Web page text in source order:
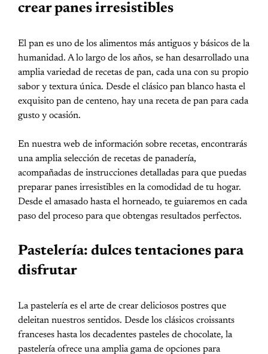
crear panes irresistibles
El pan es uno de los alimentos más antiguos y básicos de la
humanidad. A lo largo de los años, se han desarrollado una
amplia variedad de recetas de pan, cada una con su propio
sabor y textura única. Desde el clásico pan blanco hasta el
exquisito pan de centeno, hay una receta de pan para cada
gusto y ocasión.
En nuestra web de información sobre recetas, encontrarás
una amplia selección de recetas de panadería,
acompañadas de instrucciones detalladas para que puedas
preparar panes irresistibles en la comodidad de tu hogar.
Desde el amasado hasta el horneado, te guiaremos en cada
paso del proceso para que obtengas resultados perfectos.
Pastelería: dulces tentaciones para
disfrutar
La pastelería es el arte de crear deliciosos postres que
deleitan nuestros sentidos. Desde los clásicos croissants
franceses hasta los decadentes pasteles de chocolate, la
pastelería ofrece una amplia gama de opciones para